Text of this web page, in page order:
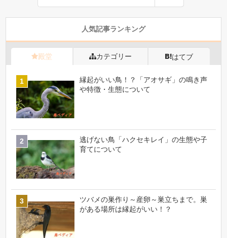
人気記事ランキング
殿堂 カテゴリー はてブ
縁起がいい鳥！？「アオサギ」の鳴き声
や特徴・生態について
逃げない鳥「ハクセキレイ」の生態や子
育てについて
ツバメの巣作り～産卵～巣立ちまで。巣
がある場所は縁起がいい！？